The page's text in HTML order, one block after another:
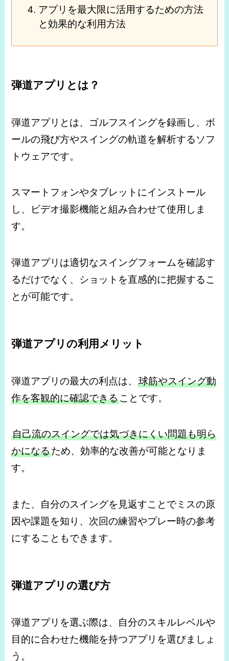
アプリを最大限に活用するための方法
と効果的な利用方法
弾道アプリとは？
弾道アプリとは、ゴルフスイングを録画し、ボ
ールの飛び方やスイングの軌道を解析するソフ
トウェアです。
スマートフォンやタブレットにインストール
し、ビデオ撮影機能と組み合わせて使用しま
す。
弾道アプリは適切なスイングフォームを確認す
るだけでなく、ショットを直感的に把握するこ
とが可能です。
弾道アプリの利用メリット
弾道アプリの最大の利点は、球筋やスイング動
作を客観的に確認できることです。
自己流のスイングでは気づきにくい問題も明ら
かになるため、効率的な改善が可能となりま
す。
また、自分のスイングを見返すことでミスの原
因や課題を知り、次回の練習やプレー時の参考
にすることもできます。
弾道アプリの選び方
弾道アプリを選ぶ際は、自分のスキルレベルや
目的に合わせた機能を持つアプリを選びましょ
う。